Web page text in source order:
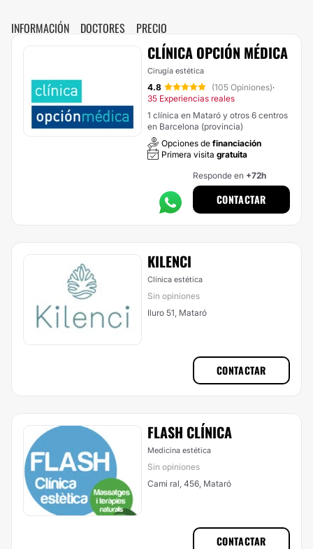
INFORMACIÓN DOCTORES PRECIO
CLÍNICA OPCIÓN MÉDICA
Cirugía estética
4.8 (105 Opiniones)·
35 Experiencias reales
1 clínica en Mataró y otros 6 centros
en Barcelona (provincia)
Opciones de financiación
Primera visita gratuita
Responde en +72h
CONTACTAR
KILENCI
Clínica estética
Sin opiniones
Iluro 51, Mataró
CONTACTAR
FLASH CLÍNICA
Medicina estética
Sin opiniones
Cami ral, 456, Mataró
CONTACTAR